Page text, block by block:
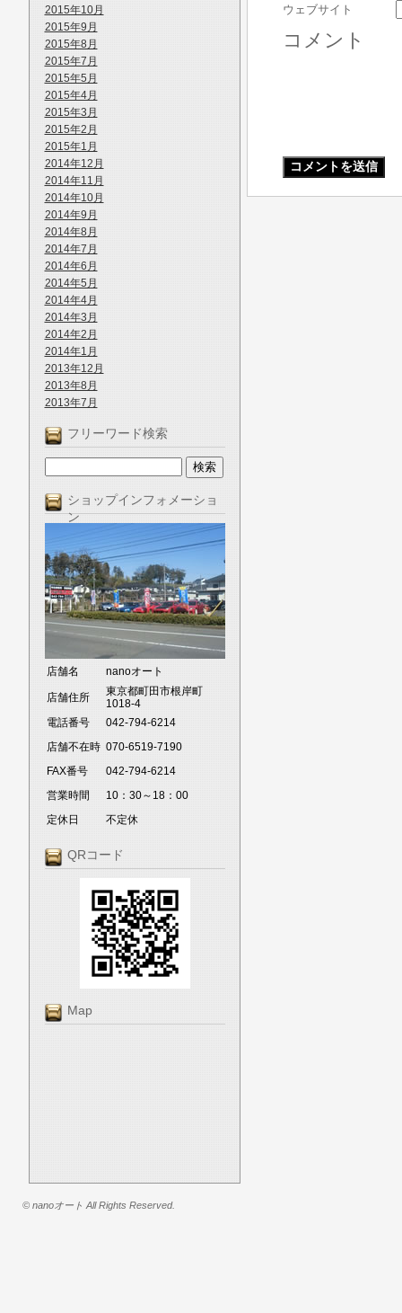
2015年10月
2015年9月
2015年8月
2015年7月
2015年5月
2015年4月
2015年3月
2015年2月
2015年1月
2014年12月
2014年11月
2014年10月
2014年9月
2014年8月
2014年7月
2014年6月
2014年5月
2014年4月
2014年3月
2014年2月
2014年1月
2013年12月
2013年8月
2013年7月
フリーワード検索
ショップインフォメーショ
ン
店舗名 nanoオート
店舗住所
東京都町田市根岸町
1018-4
電話番号
042-794-6214
店舗不在時 070-6519-7190
FAX番号
042-794-6214
営業時間
10：30～18：00
定休日
不定休
QRコード
Map
ウェブサイト
コメント
© nanoオート All Rights Reserved.